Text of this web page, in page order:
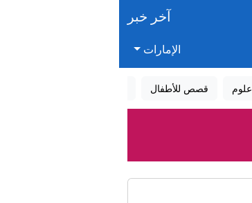
آخر خبر
الإمارات
علوم قصص للأطفال